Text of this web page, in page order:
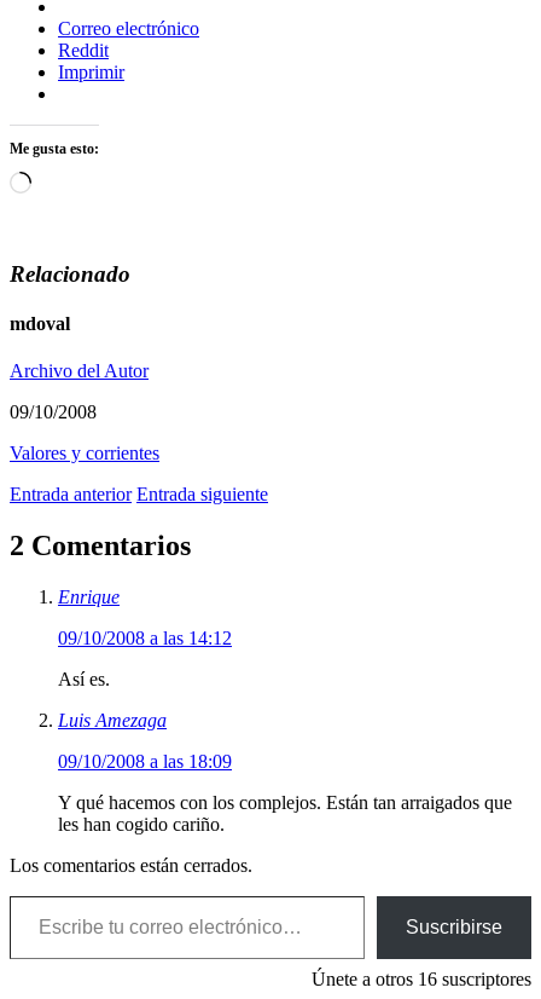
Correo electrónico
Reddit
Imprimir
Me gusta esto:
Cargando...
Relacionado
mdoval
Archivo del Autor
09/10/2008
Valores y corrientes
Entrada anterior Entrada siguiente
2 Comentarios
Enrique
09/10/2008 a las 14:12
Así es.
Luis Amezaga
09/10/2008 a las 18:09
Y qué hacemos con los complejos. Están tan arraigados que
les han cogido cariño.
Los comentarios están cerrados.
Escribe tu correo electrónico…
Suscribirse
Únete a otros 16 suscriptores